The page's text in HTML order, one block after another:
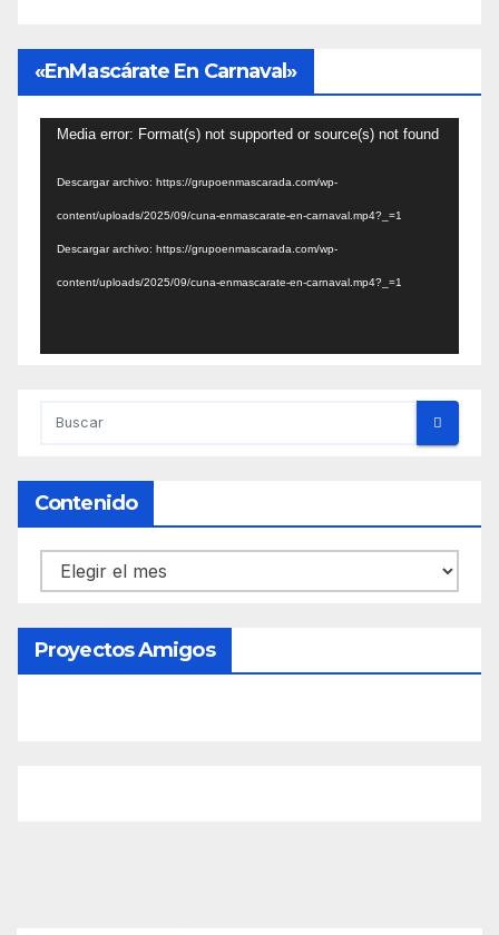
«EnMascárate En Carnaval»
Reproductor
Media error: Format(s) not supported or source(s) not found
Descargar archivo: https://grupoenmascarada.com/wp-
content/uploads/2025/09/cuna-enmascarate-en-carnaval.mp4?_=1
Descargar archivo: https://grupoenmascarada.com/wp-
content/uploads/2025/09/cuna-enmascarate-en-carnaval.mp4?_=1
Contenido
Contenido
Proyectos Amigos